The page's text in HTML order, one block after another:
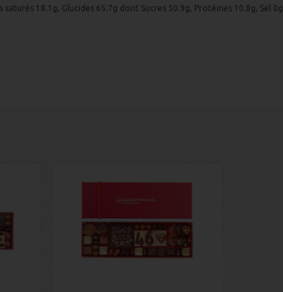
18.1g, Glucides 65.7g dont Sucres 50.9g, Protéines 10.8g, Sel 0g.